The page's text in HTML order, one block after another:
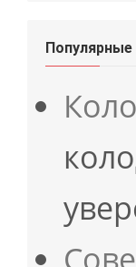
Популярные